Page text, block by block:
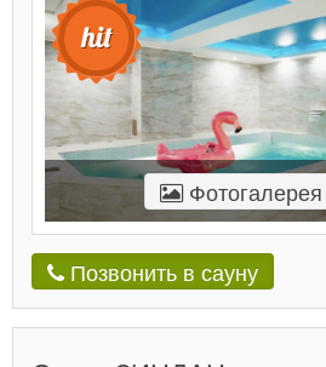
Фотогалерея
Позвонить в сауну